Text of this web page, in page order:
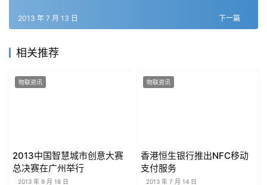
下一篇
2013 年 7 月 13 日
相关推荐
物联资讯
2013中国智慧城市创意大赛
总决赛在广州举行
2013 年 9 月 18 日
物联资讯
香港恒生银行推出NFC移动
支付服务
2013 年 7 月 14 日